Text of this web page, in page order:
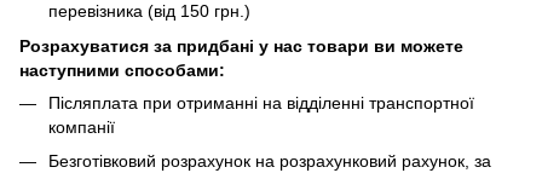
перевізника (від 150 грн.)
Розрахуватися за придбані у нас товари ви можете
наступними способами:
Післяплата при отриманні на відділенні транспортної
компанії
Безготівковий розрахунок на розрахунковий рахунок, за